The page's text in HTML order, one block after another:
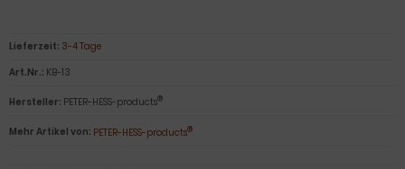
Lieferzeit: 3-4 Tage
Art.Nr.: KB-13
Hersteller: PETER-HESS-products®
Mehr Artikel von: PETER-HESS-products®